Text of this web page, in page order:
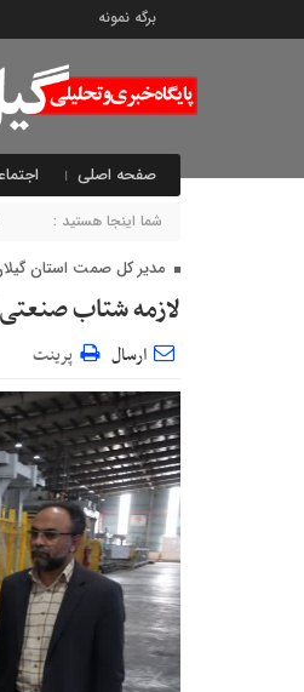
برگه نمونه
صفحه اصلی
شما اینجا هستید :
مدیر کل صمت استان
لازمه شتاب
ارسال پرینت